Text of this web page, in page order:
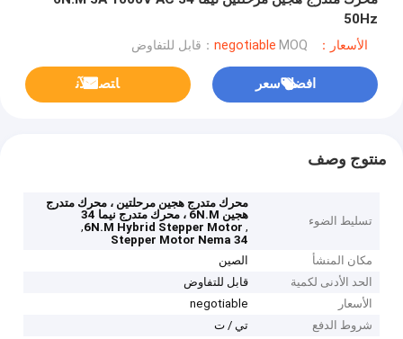
50Hz
الأسعار：negotiable MOQ：قابل للتفاوض
افضل سعر ﺎﺘﺼﻟ ﺍﻶﻧ
منتوج وصف
تسليط الضوء
محرك متدرج هجين مرحلتين ، محرك متدرج
هجين 6N.M ، محرك متدرج نيما 34
,
6N.M Hybrid Stepper Motor
,
Stepper Motor Nema 34
مكان المنشأ
الصين
الحد الأدنى لكمية
قابل للتفاوض
الأسعار
negotiable
شروط الدفع
تي / ت